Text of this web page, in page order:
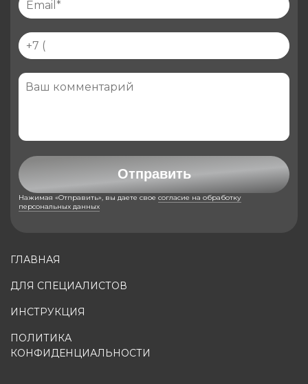
ГЛАВНАЯ
ДЛЯ СПЕЦИАЛИСТОВ
ИНСТРУКЦИЯ
ПОЛИТИКА
КОНФИДЕНЦИАЛЬНОСТИ
Отправить
Нажимая «Отправить», вы даете свое согласие на обработку
персональных данных